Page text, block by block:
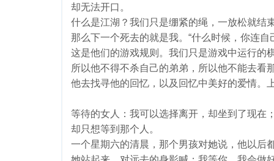
却无法开口。
什么是江湖？我们只是绷紧的绳，一放松就结
那么下一个死去的就是我。“什么时候，你连
这是他们的游戏规则。我们只是游戏中运行的
所以他不得不杀自己的弟弟，所以他不能去看
他去找寻他的回忆，以及回忆中美好的爱情。
等待的女人：我可以选择离开，却坐到了现在
却只想等到那个人。
一个星期六的清晨，那个男孩对她说，他以后